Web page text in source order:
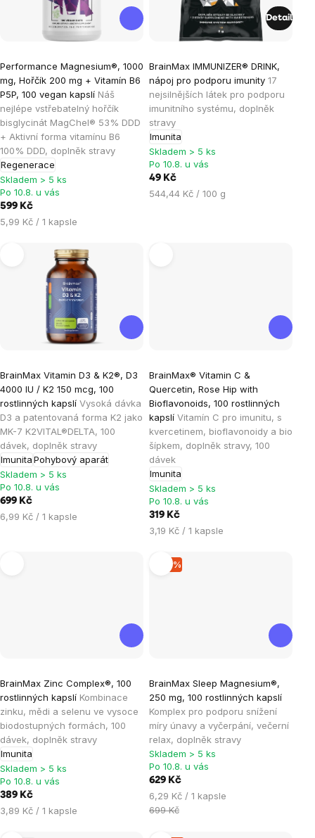
Performance Magnesium®, 1000
mg, Hořčík 200 mg + Vitamín B6
P5P, 100 vegan kapslí Náš
nejlépe vstřebatelný hořčík
bisglycinát MagChel® 53% DDD
+ Aktivní forma vitamínu B6
100% DDD, doplněk stravy
Regenerace
hodnocení
produktu
je
4,9
z
5
hvězdiček.
Skladem > 5 ks
Po 10.8. u vás
599 Kč
Měrná
5,99 Kč / 1 kapsle
BrainMax IMMUNIZER® DRINK,
nápoj pro podporu imunity 17
nejsilnějších látek pro podporu
imunitního systému, doplněk
stravy
Imunita
hodnocení
produktu
je
4,2
z
5
hvězdiček.
Skladem > 5 ks
Po 10.8. u vás
49 Kč
Měrná
544,44 Kč / 100 g
Detail
BrainMax Vitamin D3 & K2®, D3
4000 IU / K2 150 mcg, 100
rostlinných kapslí Vysoká dávka
D3 a patentovaná forma K2 jako
MK-7 K2VITAL®DELTA, 100
dávek, doplněk stravy
ImunitaPohybový aparát
hodnocení
produktu
je
5,0
z
5
hvězdiček.
Skladem > 5 ks
Po 10.8. u vás
699 Kč
Měrná
6,99 Kč / 1 kapsle
BrainMax® Vitamin C &
Quercetin, Rose Hip with
Bioflavonoids, 100 rostlinných
kapslí Vitamín C pro imunitu, s
kvercetinem, bioflavonoidy a bio
šípkem, doplněk stravy, 100
dávek
Imunita
hodnocení
produktu
je
5,0
z
5
hvězdiček.
Skladem > 5 ks
Po 10.8. u vás
319 Kč
Měrná
3,19 Kč / 1 kapsle
BrainMax Zinc Complex®, 100
rostlinných kapslí Kombinace
zinku, mědi a selenu ve vysoce
biodostupných formách, 100
dávek, doplněk stravy
Imunita
hodnocení
produktu
je
4,9
z
5
hvězdiček.
Skladem > 5 ks
Po 10.8. u vás
389 Kč
Měrná
3,89 Kč / 1 kapsle
–10 %
BrainMax Sleep Magnesium®,
250 mg, 100 rostlinných kapslí
Komplex pro podporu snížení
míry únavy a vyčerpání, večerní
relax, doplněk stravy
hodnocení
produktu
je
4,8
z
5
hvězdiček.
Skladem > 5 ks
Po 10.8. u vás
629 Kč
Měrná
cena:
6,29 Kč / 1 kapsle
699 Kč